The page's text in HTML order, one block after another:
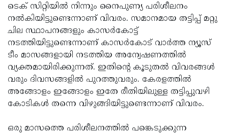
ടെക് സിറ്റിയില്‍ നിന്നും നൈപുണ്യ പരിശീലനം
നല്‍കിയിട്ടുണ്ടെന്നാണ് വിവരം. സമാനമായ തട്ടിപ്പ് മറ്റു
ചില സ്ഥാപനങ്ങളും കാസര്‍കോട്ട്
നടത്തിയിട്ടുണ്ടെന്നാണ് കാസര്‍കോട് വാര്‍ത്ത ന്യൂസ്
ടീം മാസങ്ങളായി നടത്തിയ അന്വേഷണത്തില്‍
വ്യക്തമായിരിക്കുന്നത്. ഇതിന്റെ കൂടുതല്‍ വിവരങ്ങള്‍
വരും ദിവസങ്ങളില്‍ പുറത്തുവരും. കേരളത്തില്‍
അങ്ങോളം ഇങ്ങോളം ഇതേ രീതിയിലുള്ള തട്ടിപ്പുവഴി
കോടികള്‍ തന്നെ വിഴുങ്ങിയിട്ടുണ്ടെന്നാണ് വിവരം.
ഒരു മാസത്തെ പരിശീലനത്തില്‍ പങ്കെടുക്കുന്ന